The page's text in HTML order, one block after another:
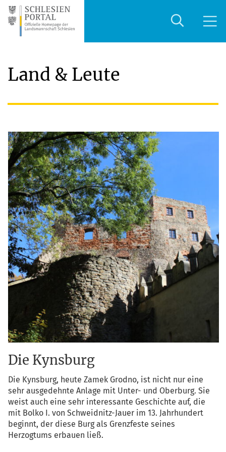
Land & Leute
Die Kynsburg
Die Kyns­burg, heu­te Zamek Grod­no, ist nicht nur eine
sehr aus­ge­dehn­te Anla­ge mit Unter- und Ober­burg. Sie
weist auch eine sehr inter­es­san­te Geschich­te auf, die
mit Bol­ko I. von Schweid­nitz-Jau­er im 13. Jahr­hun­dert
beginnt, der die­se Burg als Grenz­fes­te sei­nes
Her­zog­tums erbau­en ließ.